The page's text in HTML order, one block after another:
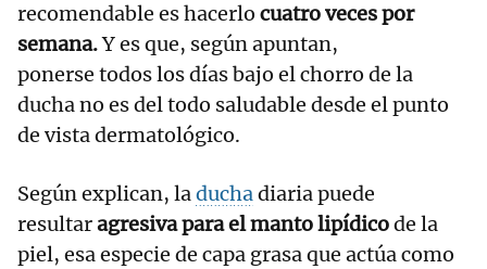
recomendable es hacerlo cuatro veces por
semana.Y es que, según apuntan,
ponerse todos los díasbajo el chorro de la
ducha no es del todo saludable desde el punto
de vista dermatológico.
Según explican, laduchadiaria puede
resultaragresiva para el manto lipídicode la
piel, esa especie de capa grasa que actúa como